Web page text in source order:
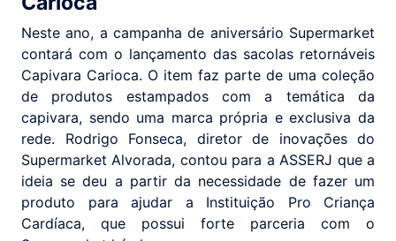
Neste ano, a campanha de aniversário Supermarket
contará com o lançamento das sacolas retornáveis
Capivara Carioca. O item faz parte de uma coleção
de produtos estampados com a temática da
capivara, sendo uma marca própria e exclusiva da
rede. Rodrigo Fonseca, diretor de inovações do
Supermarket Alvorada, contou para a ASSERJ que a
ideia se deu a partir da necessidade de fazer um
produto para ajudar a Instituição Pro Criança
Cardíaca, que possui forte parceria com o